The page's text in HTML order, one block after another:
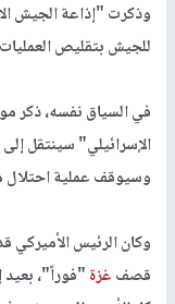
وذكرت "إذاعة الجيش
للجيش بتقليص
في السياق نفسه، ذكر
الإسرائيلي" سينتقل
وسيوقف عملية احتلال
وكان الرئيس
قصفغزة"فوراً"،